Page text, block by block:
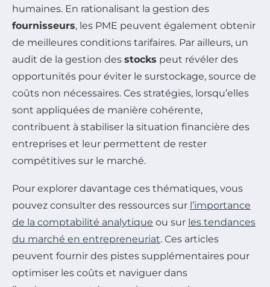
humaines. En rationalisant la gestion des
fournisseurs, les PME peuvent également obtenir
de meilleures conditions tarifaires. Par ailleurs, un
audit de la gestion des stocks peut révéler des
opportunités pour éviter le surstockage, source de
coûts non nécessaires. Ces stratégies, lorsqu’elles
sont appliquées de manière cohérente,
contribuent à stabiliser la situation financière des
entreprises et leur permettent de rester
compétitives sur le marché.
Pour explorer davantage ces thématiques, vous
pouvez consulter des ressources sur l’importance
de la comptabilité analytique ou sur les tendances
du marché en entrepreneuriat. Ces articles
peuvent fournir des pistes supplémentaires pour
optimiser les coûts et naviguer dans